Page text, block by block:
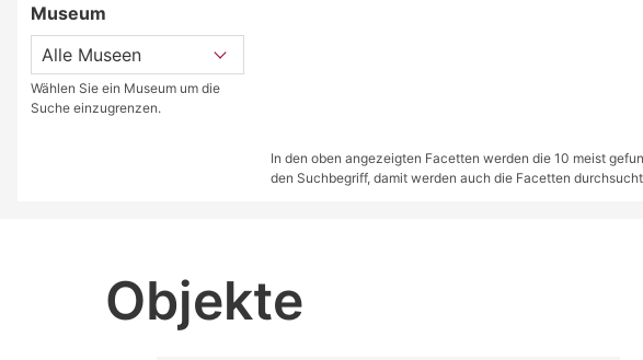
Museum
Wählen Sie ein Museum um die
Suche einzugrenzen.
In den oben angezeigten Facetten werden die 10 meist
den Suchbegriff, damit werden auch die Facetten
Objekte